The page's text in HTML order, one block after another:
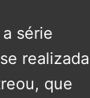
a série
realizada
que